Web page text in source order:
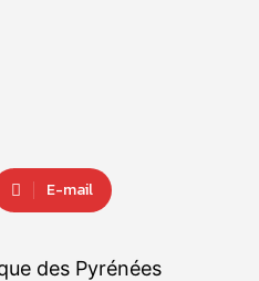
E-mail
des Pyrénées